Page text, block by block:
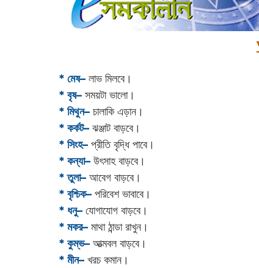
* মেষ– লাভ মিলবে।
* বৃষ– সময়টা ভালো।
* মিথুন– চালাকি এড়ান।
* কর্কট– ঝঞ্জাট বাড়বে।
* সিংহ– প্রীতি বৃদ্ধি পাবে।
* কন্যা– উৎসাহ বাড়বে।
* তুলা– আবেগ বাড়বে।
* বৃশ্চিক– পরিবেশ ভাবাবে।
* ধনু– যোগাযোগ বাড়বে।
* মকর– মাথা ঠান্ডা রাখুন।‌
* কুম্ভ– আত্মবল বাড়বে।
* মীন– খরচ কমান।